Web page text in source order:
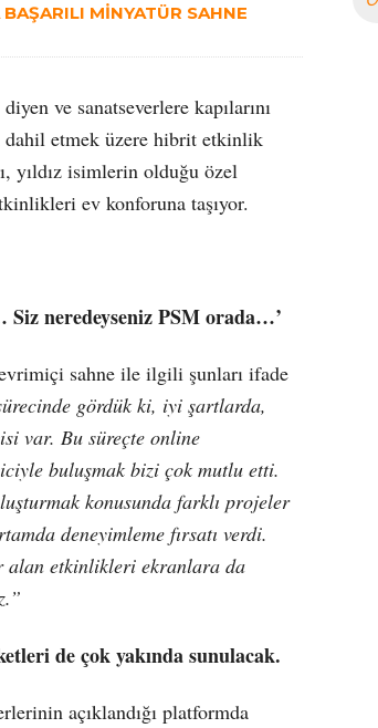
MİNYATÜR SAHNE
ve sanatseverlere kapılarını
dahil etmek üzere hibrit etkinlik
yıldız isimlerin olduğu özel
ev konforuna taşıyor.
neredeyseniz PSM orada…’
sahne ile ilgili şunları ifade
gördük ki, iyi şartlarda,
var. Bu süreçte online
buluşmak bizi çok mutlu etti.
konusunda farklı projeler
deneyimleme fırsatı verdi.
alan etkinlikleri ekranlara da
de çok yakında sunulacak.
açıklandığı platformda